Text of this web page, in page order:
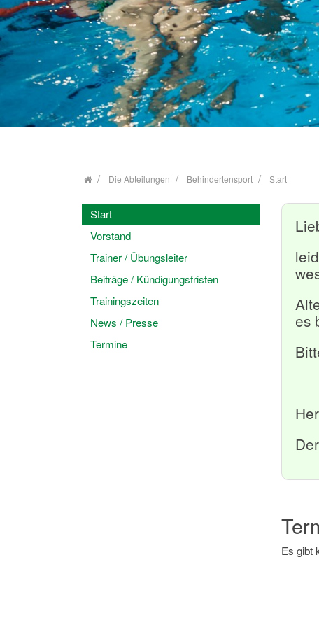
Die Abteilungen Behindertensport Start
Start
Vorstand
Trainer / Übungsleiter
Beiträge / Kündigungsfristen
Trainingszeiten
News / Presse
Termine
es
Es gibt